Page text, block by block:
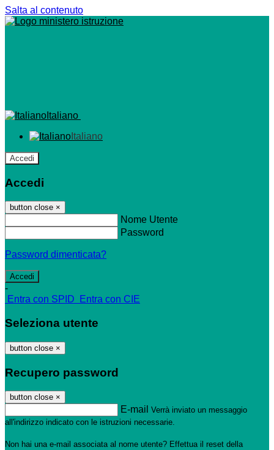
Salta al contenuto
Italiano
Italiano
Accedi
Accedi
button close ×
Nome Utente
Password
Password dimenticata?
-
Entra con SPID
Entra con CIE
Seleziona utente
button close ×
Recupero password
button close ×
E-mail Verrà inviato un messaggio
all'indirizzo indicato con le istruzioni necessarie.
Non hai una e-mail associata al nome utente? Effettua il reset della